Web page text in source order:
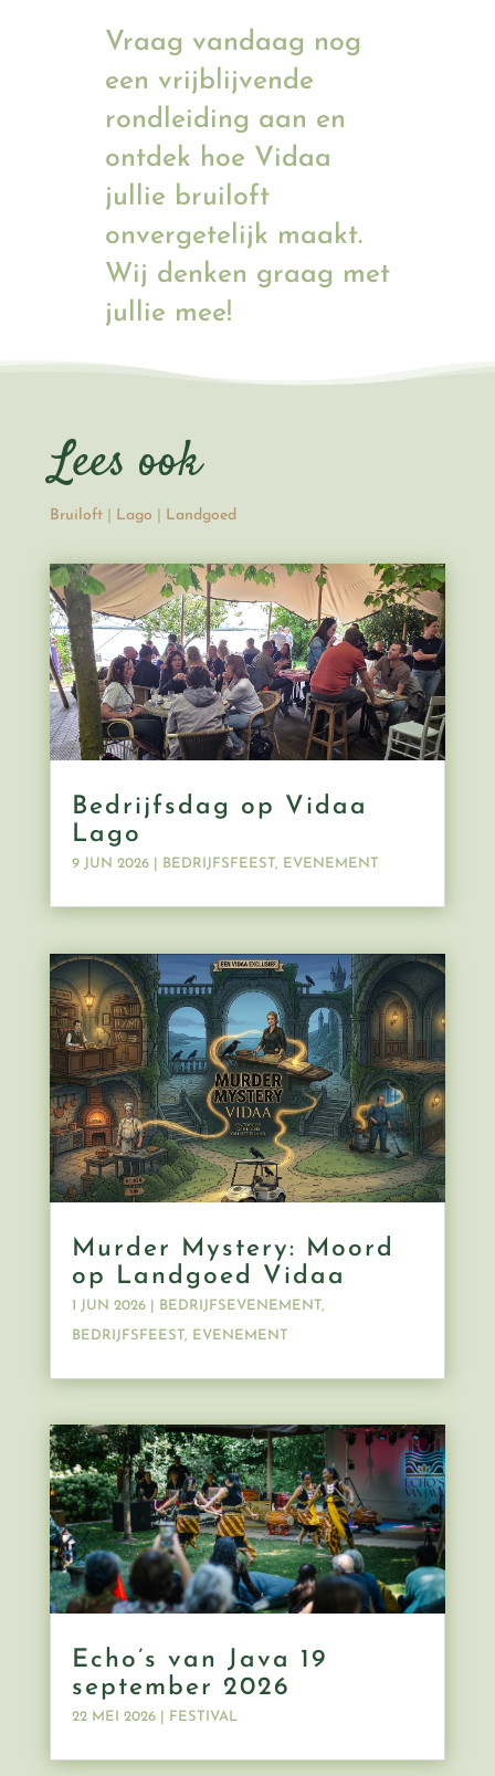
Vraag vandaag nog
een vrijblijvende
rondleiding aan en
ontdek hoe Vidaa
jullie bruiloft
onvergetelijk maakt.
Wij denken graag met
jullie mee!
Lees ook
Bruiloft| Lago Landgoed
Bedrijfsdag op Vidaa
Lago
9 JUN 2026| BEDRIJFSFEEST , EVENEMENT
Murder Mystery: Moord
op Landgoed Vidaa
1 JUN 2026| BEDRIJFSEVENEMENT,
BEDRIJFSFEEST, EVENEMENT
Echo’s van Java 19
september 2026
22 MEI 2026| FESTIVAL